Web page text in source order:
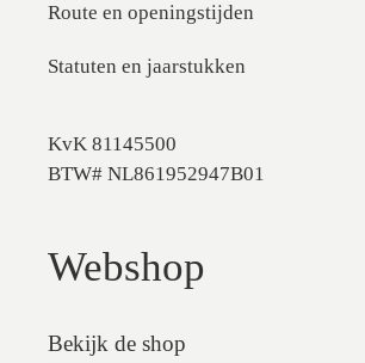
Route en openingstijden
Statuten en jaarstukken
KvK 81145500
BTW# NL861952947B01
Webshop
Bekijk de shop